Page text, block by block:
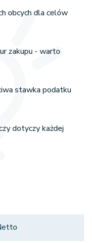
obcych dla celów
zakupu - warto
stawka podatku
dotyczy każdej